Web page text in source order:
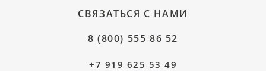
СВЯЗАТЬСЯ С НАМИ
8 (800) 555 86 52
+7 919 625 53 49